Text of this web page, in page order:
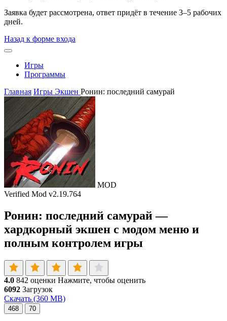
Заявка будет рассмотрена, ответ придёт в течение 3–5 рабочих
дней.
Назад к форме входа
Игры
Программы
Главная Игры Экшен Ронин: последний самурай
MOD
Verified Mod v2.19.764
Ронин: последний самурай —
хардкорный экшен с модом меню и
полным контролем игры
4.0 842 оценки Нажмите, чтобы оценить
6092 Загрузок
Скачать (360 MB)
468 70